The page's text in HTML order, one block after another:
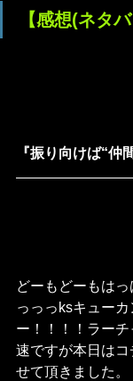
【感想(ネタ
『振り向けば“仲
どーもどーもは
っっっksキュー
ー！！！！ラー
速ですが本日は
せて頂きました。